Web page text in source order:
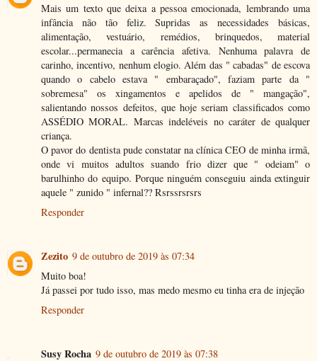
Mais um texto que deixa a pessoa emocionada, lembrando uma
infância não tão feliz. Supridas as necessidades básicas,
alimentação, vestuário, remédios, brinquedos, material
escolar...permanecia a carência afetiva. Nenhuma palavra de
carinho, incentivo, nenhum elogio. Além das " cabadas" de escova
quando o cabelo estava " embaraçado", faziam parte da "
sobremesa" os xingamentos e apelidos de " mangação",
salientando nossos defeitos, que hoje seriam classificados como
ASSÉDIO MORAL. Marcas indeléveis no caráter de qualquer
criança.
O pavor do dentista pude constatar na clínica CEO de minha irmã,
onde vi muitos adultos suando frio dizer que " odeiam" o
barulhinho do equipo. Porque ninguém conseguiu ainda extinguir
aquele " zunido " infernal?? Rsrssrsrsrs
Responder
Zezito 9 de outubro de 2019 às 07:34
Muito boa!
Já passei por tudo isso, mas medo mesmo eu tinha era de injeção
Responder
Susy Rocha 9 de outubro de 2019 às 07:38